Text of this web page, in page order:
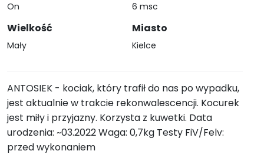
On
Wielkość
Mały
6 msc
Miasto
Kielce
ANTOSIEK - kociak, który trafił do nas po wypadku,
jest aktualnie w trakcie rekonwalescencji. Kocurek
jest miły i przyjazny. Korzysta z kuwetki. Data
urodzenia: ~03.2022 Waga: 0,7kg Testy FiV/Felv:
przed wykonaniem